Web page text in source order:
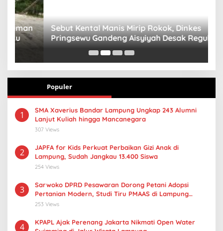
Sebut Kental Manis Mirip Rokok, Dinkes
Pringsewu Gandeng Aisyiyah Desak Regulasi
Gizi Anak
Populer
1
SMA Xaverius Bandar Lampung Ungkap 243 Alumni
Lanjut Kuliah hingga Mancanegara
307 Views
2
JAPFA for Kids Perkuat Perbaikan Gizi Anak di
Lampung, Sudah Jangkau 13.400 Siswa
254 Views
3
Sarwoko DPRD Pesawaran Dorong Petani Adopsi
Pertanian Modern, Studi Tiru PMAAS di Lampung
Tengah
253 Views
4
KPAPL Ajak Perenang Jakarta Nikmati Open Water